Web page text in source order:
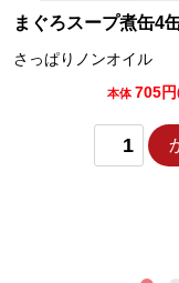
まぐろスープ煮缶4
さっぱりノンオイル
本体 705円